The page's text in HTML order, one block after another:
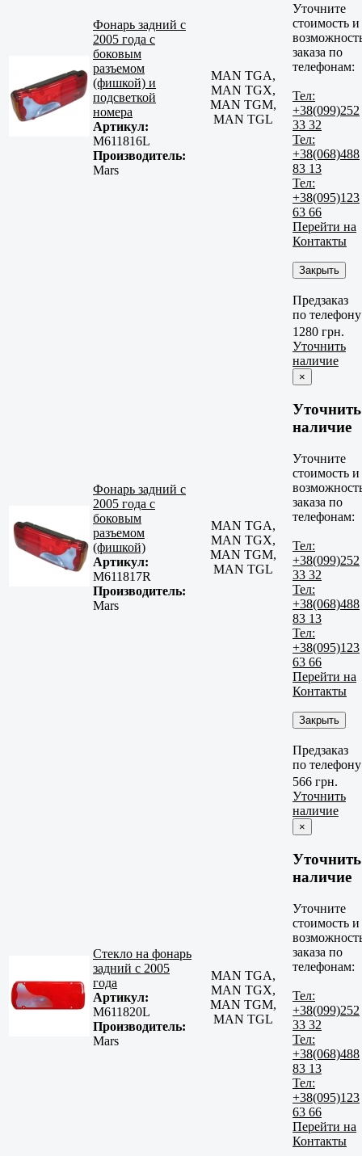
Фонарь задний с
2005 года с
боковым
разъемом
(фишкой) и
подсветкой
номера
Артикул:
M611816L
Производитель:
Mars
MAN TGA,
MAN TGX,
MAN TGM,
MAN TGL
Уточните
стоимость и
заказа по
телефонам:
Тел:
+38(099)252
33 32
Тел:
+38(068)488
83 13
Тел:
+38(095)123
63 66
Перейти на
Контакты
Закрыть
Предзаказ
по телефону
Фонарь задний с
2005 года с
боковым
разъемом
(фишкой)
Артикул:
M611817R
Производитель:
Mars
MAN TGA,
MAN TGX,
MAN TGM,
MAN TGL
1280 грн.
Уточнить
наличие
×
Уточнить
наличие
Уточните
стоимость и
заказа по
телефонам:
Тел:
+38(099)252
33 32
Тел:
+38(068)488
83 13
Тел:
+38(095)123
63 66
Перейти на
Контакты
Закрыть
Предзаказ
по телефону
Стекло на фонарь
задний с 2005
года
Артикул:
M611820L
Производитель:
Mars
MAN TGA,
MAN TGX,
MAN TGM,
MAN TGL
566 грн.
Уточнить
наличие
×
Уточнить
наличие
Уточните
стоимость и
заказа по
телефонам:
Тел:
+38(099)252
33 32
Тел:
+38(068)488
83 13
Тел:
+38(095)123
63 66
Перейти на
Контакты